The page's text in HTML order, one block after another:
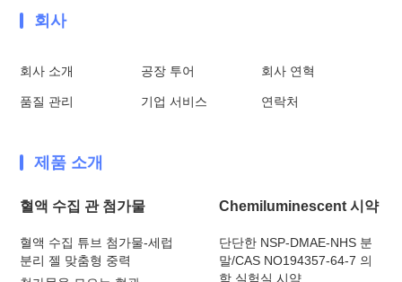
회사
회사 소개 공장 투어 회사 연혁
품질 관리 기업 서비스 연락처
제품 소개
혈액 수집 관 첨가물
혈액 수집 튜브 첨가물-세럽
분리 젤 맞춤형 중력
Chemiluminescent 시약
단단한 NSP-DMAE-NHS 분
말/CAS NO194357-64-7 의
학 실험실 시약